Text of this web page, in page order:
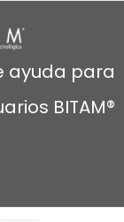
ayuda para
BITAM®